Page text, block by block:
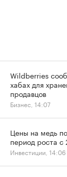
Wildberries
хабах для
продавцов
Бизнес, 14:07
Цены на медь
период роста с
Инвестиции, 14:06